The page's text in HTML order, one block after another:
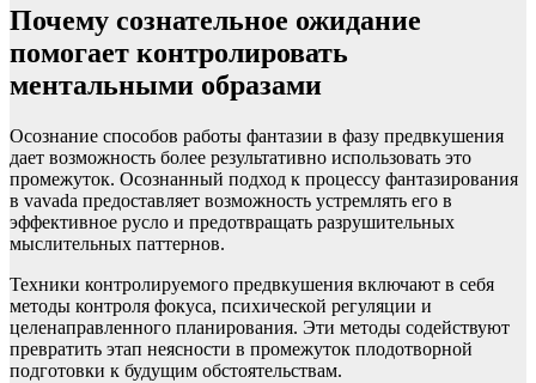
Почему сознательное ожидание
помогает контролировать
ментальными образами
Осознание способов работы фантазии в фазу предвкушения
дает возможность более результативно использовать это
промежуток. Осознанный подход к процессу фантазирования
в vavada предоставляет возможность устремлять его в
эффективное русло и предотвращать разрушительных
мыслительных паттернов.
Техники контролируемого предвкушения включают в себя
методы контроля фокуса, психической регуляции и
целенаправленного планирования. Эти методы содействуют
превратить этап неясности в промежуток плодотворной
подготовки к будущим обстоятельствам.